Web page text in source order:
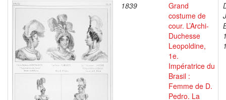
1839
Grand
costume de
cour. L’Archi-
Duchesse
Leopoldine,
1e.
Impératrice du
Brasil :
Femme de D.
Pedro. La